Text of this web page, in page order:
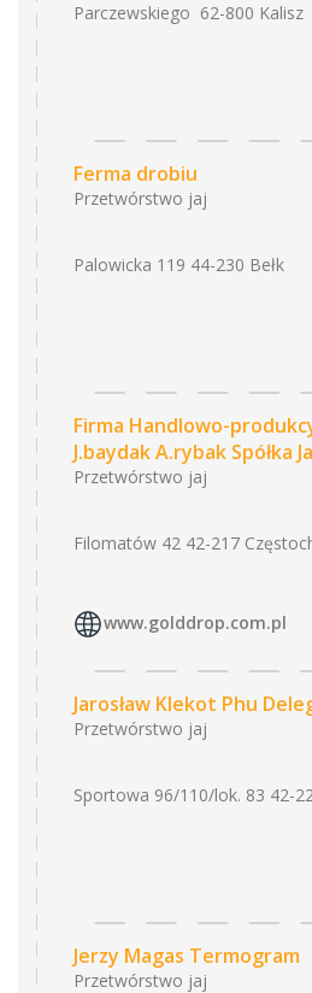
Parczewskiego 62-800 Kalisz
Ferma drobiu
Przetwórstwo jaj
Palowicka 119 44-230 Bełk
Firma Handlowo-
J.baydak A.rybak Spółka
Przetwórstwo jaj
Filomatów 42 42-217
www.golddrop.com.pl
Jarosław Klekot Phu
Przetwórstwo jaj
Sportowa 96/110/lok. 83 42-
Jerzy Magas Termogram
Przetwórstwo jaj